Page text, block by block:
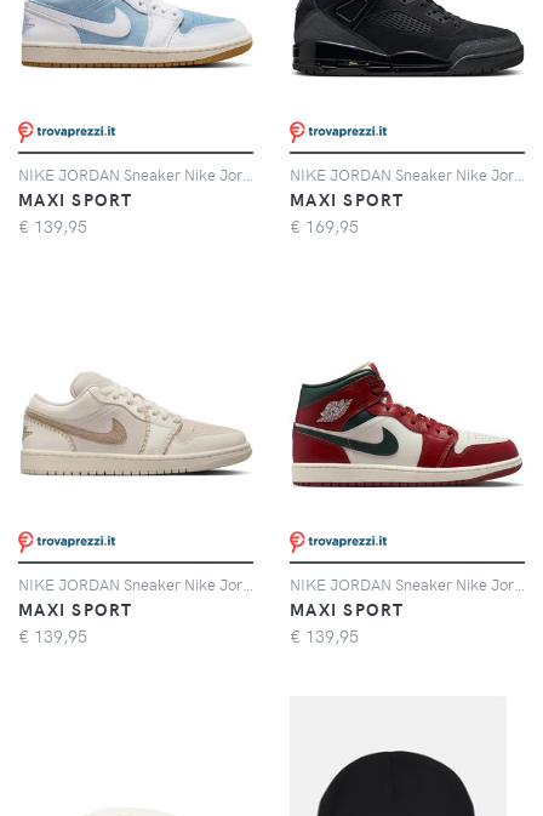
MAXI SPORT
€ 139,95
MAXI SPORT
€ 169,95
MAXI SPORT
€ 139,95
MAXI SPORT
€ 139,95